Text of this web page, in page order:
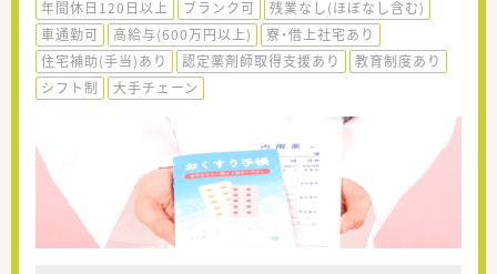
年間休日120日以上 ブランク可
残業なし(ほぼなし含む)
車通勤可
高給与(600万円以上)
寮・借上社宅あり
住宅補助(手当)あり
認定薬剤師取得支援あり
教育制度あり
シフト制
大手チェーン